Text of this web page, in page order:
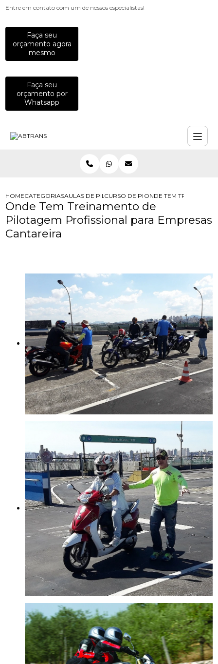
Entre em contato com um de nossos especialistas!
Faça seu
orçamento agora
mesmo
Faça seu
orçamento por
Whatsapp
HOMECATEGORIASAULAS DE PILOTAGEM PARA EMPRESAS
CURSO DE PILOTAGEM DE MOTO
ONDE TEM
Onde Tem Treinamento de
Pilotagem Profissional para Empresas
Cantareira